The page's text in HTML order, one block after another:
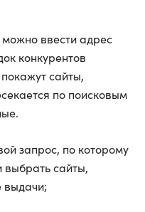
ввести адрес
конкурентов
сайты,
по поисковым
запрос, по которому
выбрать сайты,
выдачи;